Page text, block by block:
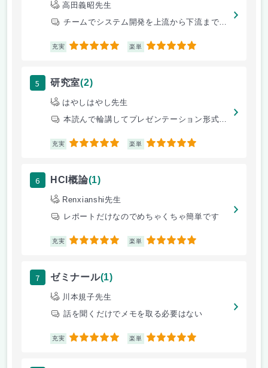
高田義昭先生
チームでシステム開発を上流から下流まで自分たちで行う。
充実 5 楽単 5
5 研究室(2)
はやしはやし先生
本読んで輪講してプレゼンテーション形式で発表。
充実 5 楽単 5
6 HCI概論(1)
Renxianshi先生
レポートだけなのでめちゃくちゃ簡単です
充実 5 楽単 5
7 ゼミナール(1)
川本規子先生
話を聞くだけでメモを取る必要はない
充実 5 楽単 5